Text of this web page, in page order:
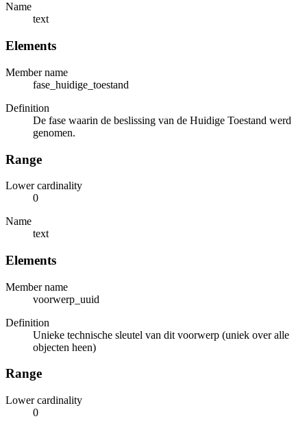
Name
text
Elements
Member name
fase_huidige_toestand
Definition
De fase waarin de beslissing van de Huidige Toestand werd
genomen.
Range
Lower cardinality
0
Name
text
Elements
Member name
voorwerp_uuid
Definition
Unieke technische sleutel van dit voorwerp (uniek over alle
objecten heen)
Range
Lower cardinality
0